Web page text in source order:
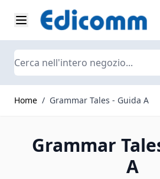
Salta al contenuto
Search
Home / Grammar Tales - Guida A
Grammar
A